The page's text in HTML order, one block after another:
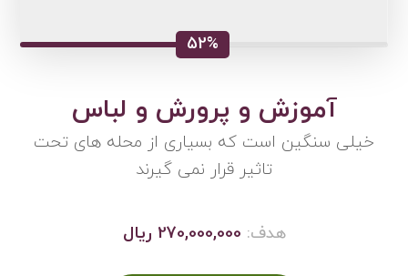
52%
آموزش و پرورش و لباس
خیلی سنگین است که بسیاری از محله های تحت
تاثیر قرار نمی گیرند
هدف: 270,000,000 ریال